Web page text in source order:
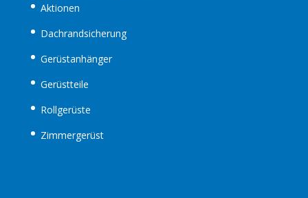
Aktionen
Dachrandsicherung
Gerüstanhänger
Gerüstteile
Rollgerüste
Zimmergerüst